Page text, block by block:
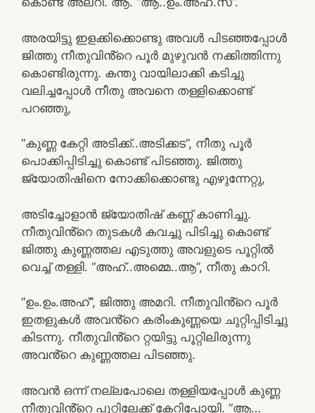
അരയിട്ടു ഇളക്കിക്കൊണ്ടു അവൾ പിടഞ്ഞപ്പോൾ
ജിത്തു നീതുവിൻ്റെ പൂർ മുഴുവൻ നക്കിത്തിന്നു
കൊണ്ടിരുന്നു. കന്തു വായിലാക്കി കടിച്ചു
വലിച്ചപ്പോൾ നീതു അവനെ തള്ളിക്കൊണ്ട്
പറഞ്ഞു,
“കുണ്ണ കേറ്റി അടിക്ക്..അടിക്കട”, നീതു പൂർ
പൊക്കിപ്പിടിച്ചു കൊണ്ട് പിടഞ്ഞു. ജിത്തു
ജ്യോതിഷിനെ നോക്കിക്കൊണ്ടു എഴുന്നേറ്റു,
അടിച്ചോളാൻ ജ്യോതിഷ് കണ്ണ് കാണിച്ചു.
നീതുവിൻ്റെ തുടകൾ കവച്ചു പിടിച്ചു കൊണ്ട്
ജിത്തു കുണ്ണത്തല എടുത്തു അവളുടെ പൂറ്റിൽ
വെച്ച് തള്ളി. “അഹ്..അമ്മെ..ആ”, നീതു കാറി.
“ഉം.ഉം.അഹ്”, ജിത്തു അമറി. നീതുവിൻ്റെ പൂർ
ഇതളുകൾ അവൻ്റെ കരിംകുണ്ണയെ ചുറ്റിപ്പിടിച്ചു
കിടന്നു. നീതുവിൻ്റെ റ്റയിട്ടു പൂറ്റിലിരുന്നു
അവൻ്റെ കുണ്ണത്തല പിടഞ്ഞു.
അവൻ ഒന്ന് നല്ലപോലെ തള്ളിയപ്പോൾ കുണ്ണ
നീതുവിൻ്റെ പൂറ്റിലേക്ക് കേറിപ്പോയി. “ആ…